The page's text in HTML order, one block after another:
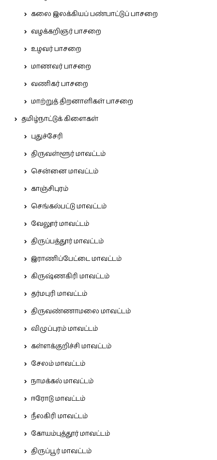
கலை இலக்கியப் பண்பாட்டுப் பாசறை
வழக்கறிஞர் பாசறை
உழவர் பாசறை
மாணவர் பாசறை
வணிகர் பாசறை
மாற்றுத் திறனாளிகள் பாசறை
தமிழ்நாட்டுக் கிளைகள்
புதுச்சேரி
திருவள்ளூர் மாவட்டம்
சென்னை மாவட்டம்
காஞ்சிபுரம்
செங்கல்பட்டு மாவட்டம்
வேலூர் மாவட்டம்
திருப்பத்தூர் மாவட்டம்
இராணிப்பேட்டை மாவட்டம்
கிருஷ்ணகிரி மாவட்டம்
தர்மபுரி மாவட்டம்
திருவண்ணாமலை மாவட்டம்
விழுப்புரம் மாவட்டம்
கள்ளக்குறிச்சி மாவட்டம்
சேலம் மாவட்டம்
நாமக்கல் மாவட்டம்
ஈரோடு மாவட்டம்
நீலகிரி மாவட்டம்
கோயம்புத்தூர் மாவட்டம்
திருப்பூர் மாவட்டம்